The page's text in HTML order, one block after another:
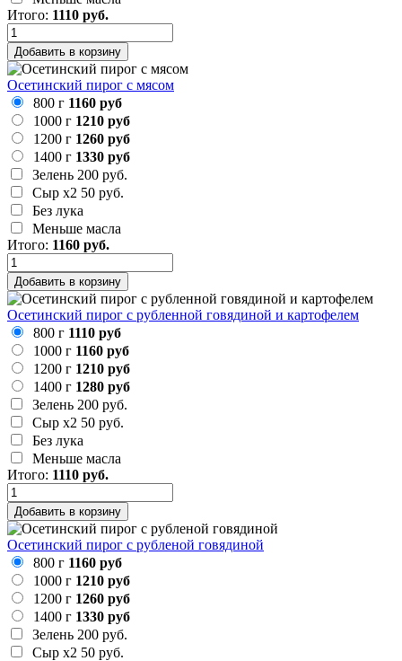
Итого: 1110 руб.
Добавить в корзину
Осетинский пирог с мясом
800 г 1160 руб
1000 г 1210 руб
1200 г 1260 руб
1400 г 1330 руб
Зелень 200 руб.
Сыр х2 50 руб.
Без лука
Меньше масла
Итого: 1160 руб.
Добавить в корзину
Осетинский пирог с рубленной говядиной и картофелем
800 г 1110 руб
1000 г 1160 руб
1200 г 1210 руб
1400 г 1280 руб
Зелень 200 руб.
Сыр х2 50 руб.
Без лука
Меньше масла
Итого: 1110 руб.
Добавить в корзину
Осетинский пирог с рубленой говядиной
800 г 1160 руб
1000 г 1210 руб
1200 г 1260 руб
1400 г 1330 руб
Зелень 200 руб.
Сыр х2 50 руб.